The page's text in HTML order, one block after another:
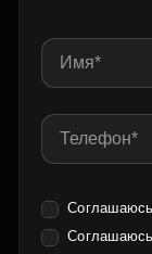
Соглашаюсь